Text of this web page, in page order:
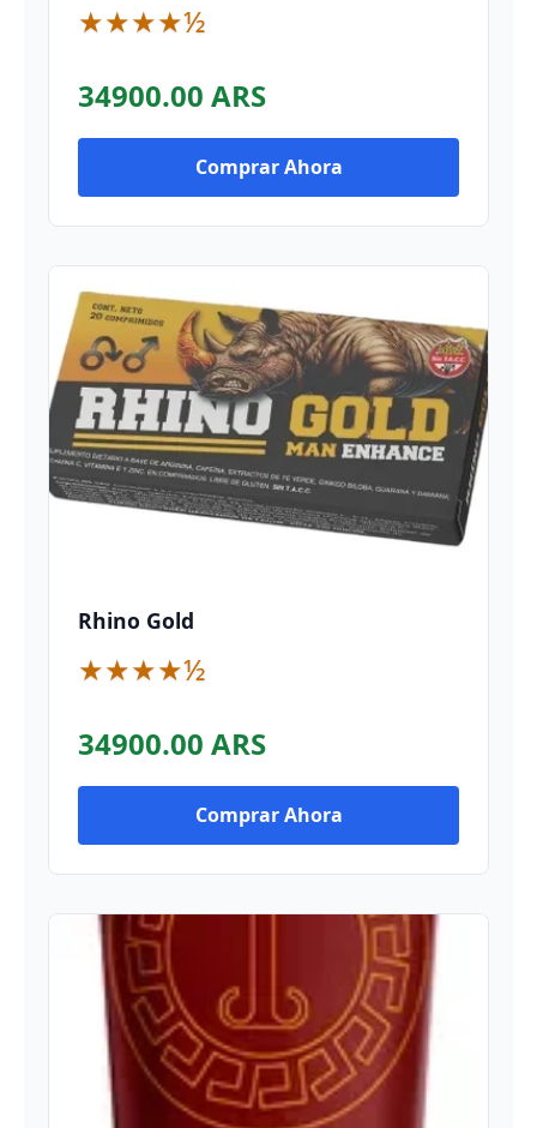
★★★★½
34900.00 ARS
Comprar Ahora
Rhino Gold
★★★★½
34900.00 ARS
Comprar Ahora